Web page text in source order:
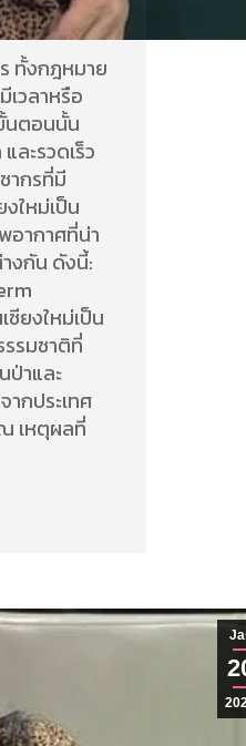
ทั้งกฎหมาย
วลาหรือ
นตอนนั้น
ละรวดเร็ว
ากรที่มี
ใหม่เป็น
อากาศที่น่า
งกัน ดังนี้:
ยงใหม่เป็น
รรมชาติที่
ป่าและ
กประเทศ
เหตุผลที่